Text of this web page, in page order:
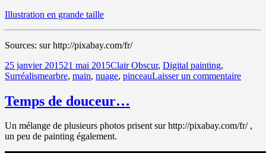
Illustration en grande taille
Sources: sur http://pixabay.com/fr/
Publié
le
25 janvier 201521 mai 2015Catégories
Clair Obscur, Digital painting,
SurréalismeMots-
arbre, main, nuage, pinceauLaisser un commentairesur
Temps de douceur…
Un mélange de plusieurs photos prisent sur http://pixabay.com/fr/ ,
un peu de painting également.